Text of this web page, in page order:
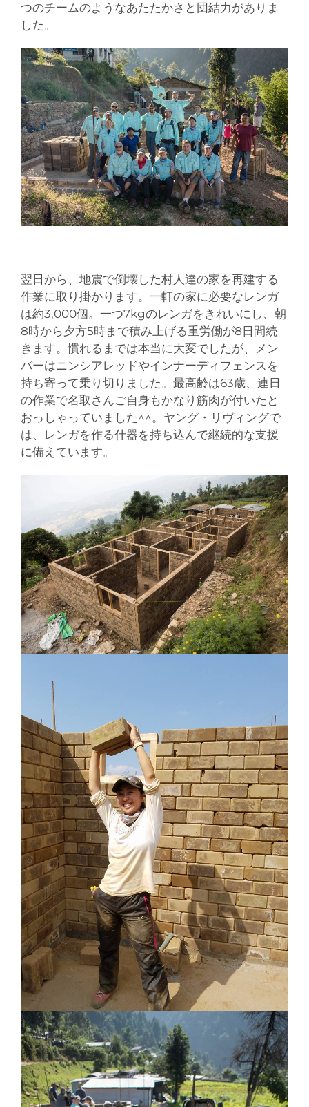
つのチームのようなあたたかさと団結力がありま
した。
翌日から、地震で倒壊した村人達の家を再建する
作業に取り掛かります。一軒の家に必要なレンガ
は約3,000個。一つ7kgのレンガをきれいにし、朝
8時から夕方5時まで積み上げる重労働が8日間続
きます。慣れるまでは本当に大変でしたが、メン
バーはニンシアレッドやインナーディフェンスを
持ち寄って乗り切りました。最高齢は63歳、連日
の作業で名取さんご自身もかなり筋肉が付いたと
おっしゃっていました^^。ヤング・リヴィングで
は、レンガを作る什器を持ち込んで継続的な支援
に備えています。